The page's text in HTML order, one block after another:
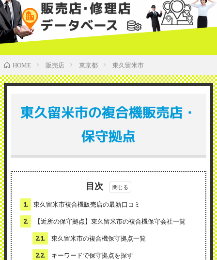
HOME 販売店 東京都 東久留米市
東久留米市の複合機販売店・
保守拠点
目次
1. 東久留米市複合機販売店の最新口コミ
2. 【近所の保守拠点】東久留米市の複合機保守会社一覧
2.1. 東久留米市の複合機保守拠点一覧
2.2. キーワードで保守拠点を探す